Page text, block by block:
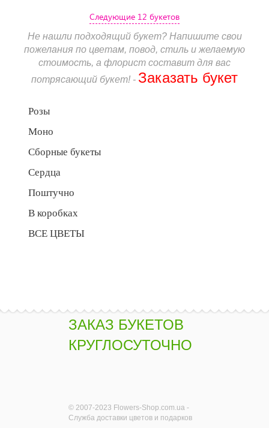
Следующие 12 букетов
Не нашли подходящий букет? Напишите свои
пожелания по цветам, повод, стиль и желаемую
стоимость, а флорист составит для вас
потрясающий букет! - Заказать букет
Розы
Моно
Сборные букеты
Сердца
Поштучно
В коробках
ВСЕ ЦВЕТЫ
ЗАКАЗ БУКЕТОВ
КРУГЛОСУТОЧНО
© 2007-2023 Flowers-Shop.com.ua -
Служба доставки цветов и подарков